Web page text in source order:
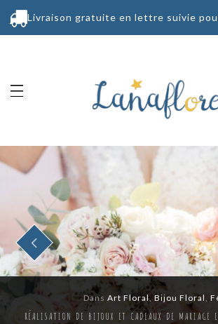
Livraison gratuite en lettre suivie
PREVIOUS
Dans Art Floral, Bijou Floral,
RÉALISATION DE BIJOUX ET CADEAUX DE MARIAGE